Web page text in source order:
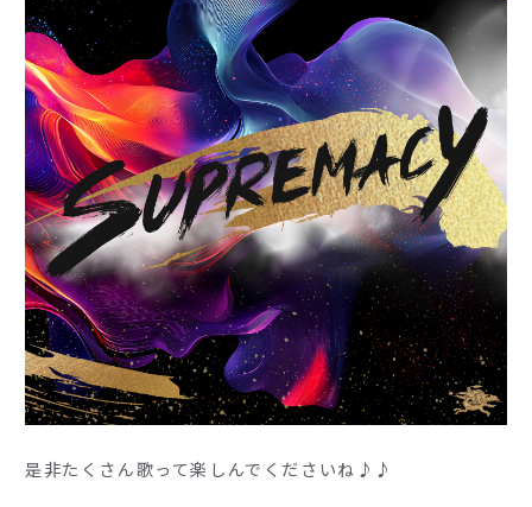
是非たくさん歌って楽しんでくださいね♪♪